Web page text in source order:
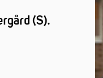
(S).